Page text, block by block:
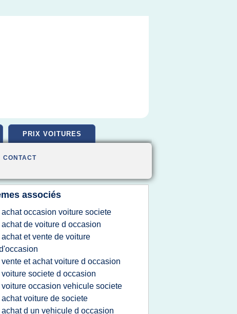
PRIX VOITURES
CONTACT
associés
achat occasion voiture societe
achat de voiture d occasion
achat et vente de voiture
vente et achat voiture d occasion
voiture societe d occasion
voiture occasion vehicule societe
achat voiture de societe
achat d un vehicule d occasion